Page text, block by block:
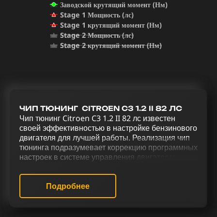
Заводской крутящий момент (Нм)
Stage 1 Мощность (лс)
Stage 1 крутящий момент (Нм)
Stage 2 Мощность (лс)
Stage 2 крутящий момент (Нм)
ЧИП ТЮНИНГ CITROEN C3 1.2 II 82 ЛС
Чип тюнинг Citroen C3 1.2 II 82 лс известен
своей эффективностью в настройке бензинового
двигателя для лучшей работы. Реализация чип
тюнинга подразумевает коррекцию программных
настроек в системе управления двигателем для
модификация Citroen C3 1.2 II 82 лс через чип
тюнинг (stage 1 и stage 2), исключение
катализатора (Евро-2), отключение Evap,
Подробнее